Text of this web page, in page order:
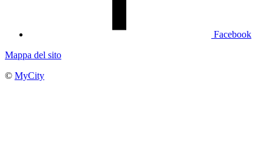
Facebook
Mappa del sito
© MyCity